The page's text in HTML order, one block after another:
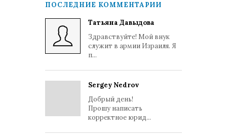
ПОСЛЕДНИЕ КОММЕНТАРИИ
Татьяна Давыдова
Здравствуйте! Мой внук
служит в армии Израиля. Я
п...
Sergey Nedrov
Добрый день!
Прошу написать
корректное юрид...